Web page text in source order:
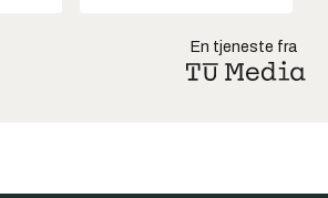
En tjeneste fra